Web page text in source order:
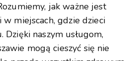
jak ważne jest
w miejscach, gdzie dzieci
Dzięki naszym usługom,
mogą cieszyć się nie